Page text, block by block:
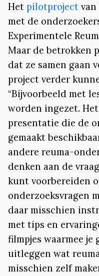
Het pilotproject van
met de
Experimentele
Maar de betrokken
dat ze samen gaan
project verder
“Bijvoorbeeld met
worden ingezet.
presentatie die de
gemaakt
andere reuma-
denken aan de
kunt voorbereiden
onderzoeksvragen
daar misschien
met tips en
filmpjes waarmee
uitleggen wat
misschien zelf